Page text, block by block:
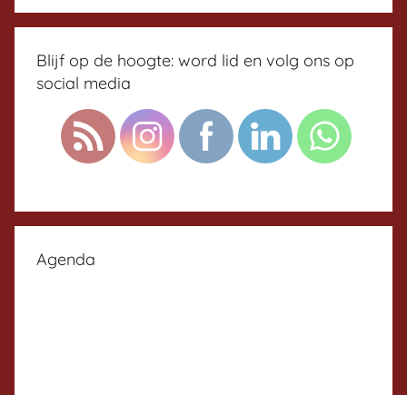
Blijf op de hoogte: word lid en volg ons op
social media
Agenda